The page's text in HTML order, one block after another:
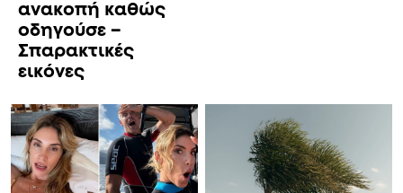
ανακοπή καθώς
οδηγούσε –
Σπαρακτικές
εικόνες